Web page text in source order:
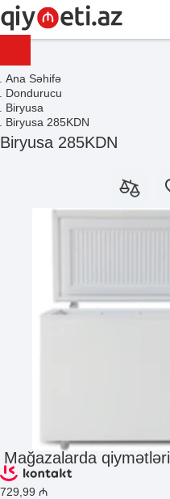
Ana Səhifə
Dondurucu
Biryusa
Biryusa 285KDN
Biryusa 285KDN
Mağazalarda qiymətləri
729 ,99 ₼